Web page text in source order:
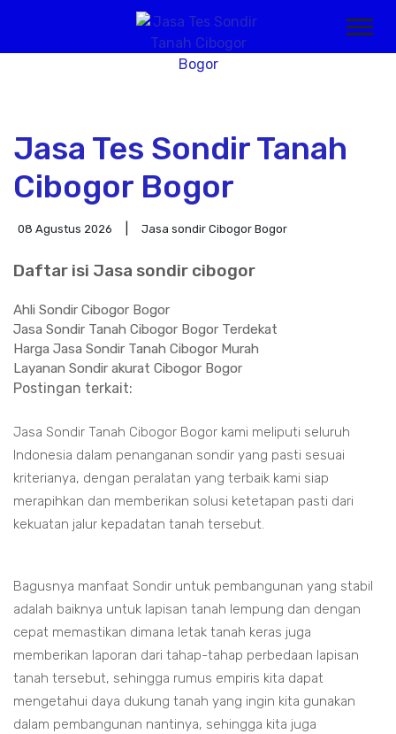
Jasa Tes Sondir Tanah
Cibogor Bogor
08 Agustus 2026 Jasa sondir Cibogor Bogor
Daftar isi Jasa sondir cibogor
Ahli Sondir Cibogor Bogor
Jasa Sondir Tanah Cibogor Bogor Terdekat
Harga Jasa Sondir Tanah Cibogor Murah
Layanan Sondir akurat Cibogor Bogor
Postingan terkait:
Jasa Sondir Tanah Cibogor Bogor kami meliputi seluruh
Indonesia dalam penanganan sondir yang pasti sesuai
kriterianya, dengan peralatan yang terbaik kami siap
merapihkan dan memberikan solusi ketetapan pasti dari
kekuatan jalur kepadatan tanah tersebut.
Bagusnya manfaat Sondir untuk pembangunan yang stabil
adalah baiknya untuk lapisan tanah lempung dan dengan
cepat memastikan dimana letak tanah keras juga
memberikan laporan dari tahap-tahap perbedaan lapisan
tanah tersebut, sehingga rumus empiris kita dapat
mengetahui daya dukung tanah yang ingin kita gunakan
dalam pembangunan nantinya, sehingga kita juga